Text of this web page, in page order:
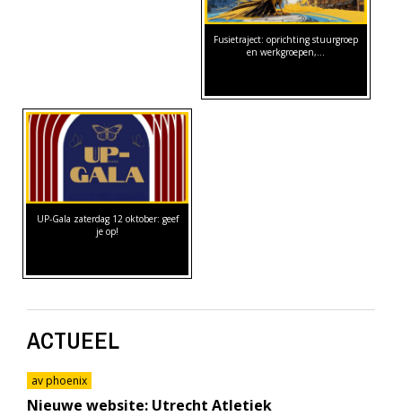
Fusietraject: oprichting stuurgroep
en werkgroepen,…
UP-Gala zaterdag 12 oktober: geef
je op!
ACTUEEL
av phoenix
Nieuwe website: Utrecht Atletiek